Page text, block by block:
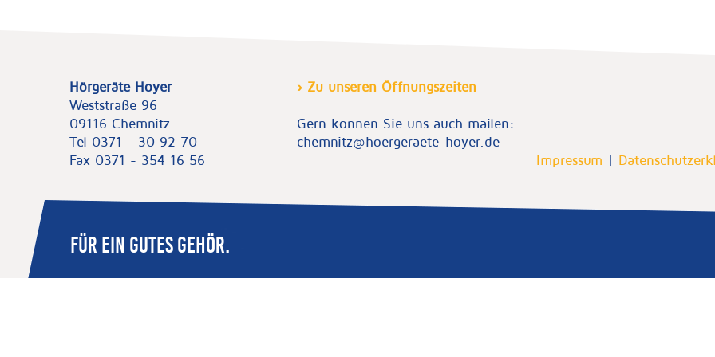
Hörgeräte Hoyer
Weststraße 96
09116 Chemnitz
Tel 0371 - 30 92 70
Fax 0371 - 354 16 56
› Zu unseren Öffnungszeiten
Gern können Sie uns auch mailen:
chemnitz@hoergeraete-hoyer.de
Impressum |
FÜR EIN GUTES GEHÖR.